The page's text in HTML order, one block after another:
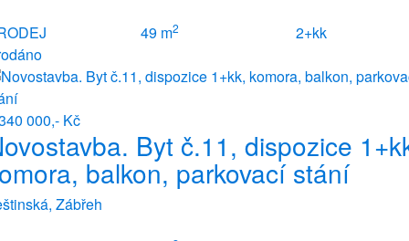
49 m2
2+kk
000,- Kč
Byt č.11, dispozice
balkon, parkovací stání
Zábřeh